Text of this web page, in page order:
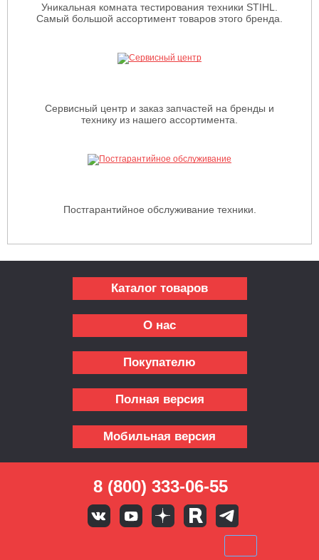
Уникальная комната тестирования техники STIHL.
Самый большой ассортимент товаров этого бренда.
Сервисный центр и заказ запчастей на бренды и
технику из нашего ассортимента.
Постгарантийное обслуживание техники.
Каталог товаров
О нас
Покупателю
Полная версия
Мобильная версия
8 (800) 333-06-55